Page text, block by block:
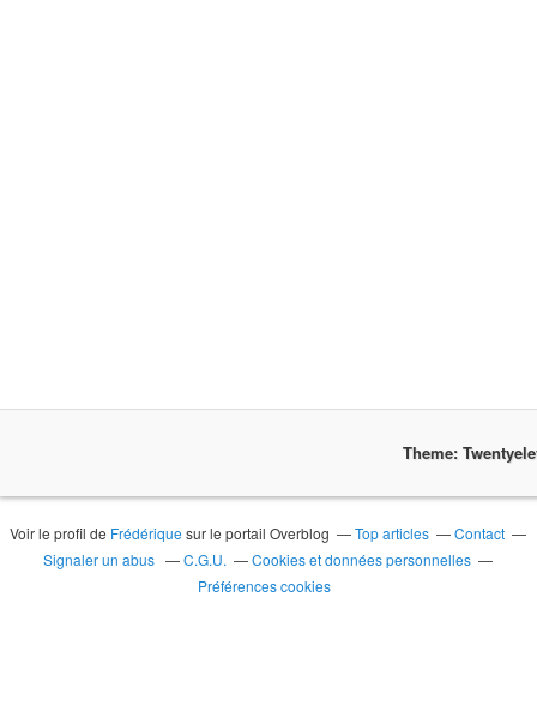
Theme:
Voir le profil de Frédérique sur le portail Overblog Top articles
Contact
Signaler un abus
C.G.U.
Cookies et données personnelles
Préférences cookies